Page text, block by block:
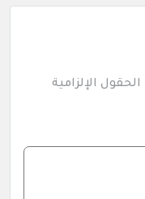
الحقول الإلزامية